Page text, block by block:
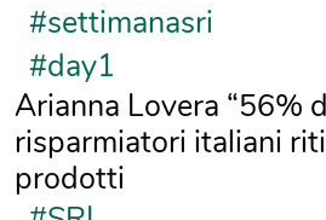
#settimanasri
#day1
Arianna Lovera “56%
risparmiatori italiani
prodotti